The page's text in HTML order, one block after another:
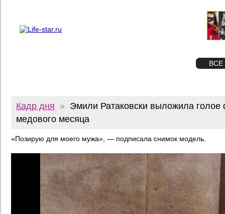
ВСЕ
Кадр дня » Эмили Ратаковски выложила голое
медового месяца
«Позирую для моего мужа», — подписала снимок модель.